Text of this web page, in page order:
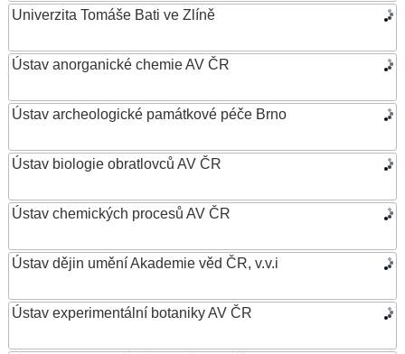
Univerzita Tomáše Bati ve Zlíně
Ústav anorganické chemie AV ČR
Ústav archeologické památkové péče Brno
Ústav biologie obratlovců AV ČR
Ústav chemických procesů AV ČR
Ústav dějin umění Akademie věd ČR, v.v.i
Ústav experimentální botaniky AV ČR